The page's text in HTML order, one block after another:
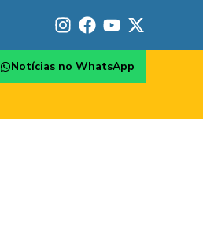
Notícias no WhatsApp